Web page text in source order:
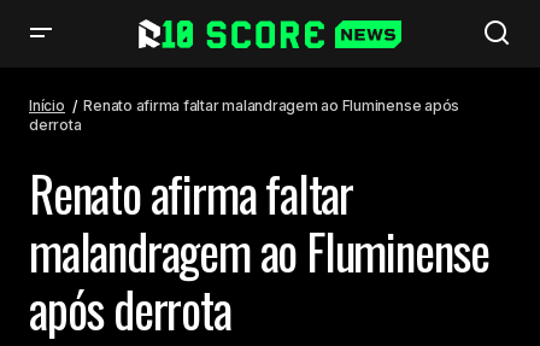
Início
Renato afirma faltar malandragem ao Fluminense após
derrota
Renato afirma faltar
malandragem ao Fluminense
após derrota